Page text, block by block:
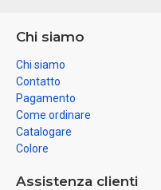
Chi siamo
Chi siamo
Contatto
Pagamento
Come ordinare
Catalogare
Colore
Assistenza clienti